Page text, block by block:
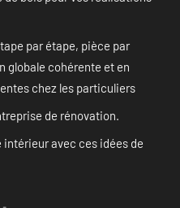
par étape, pièce par
globale cohérente et en
chez les particuliers
de rénovation.
avec ces idées de